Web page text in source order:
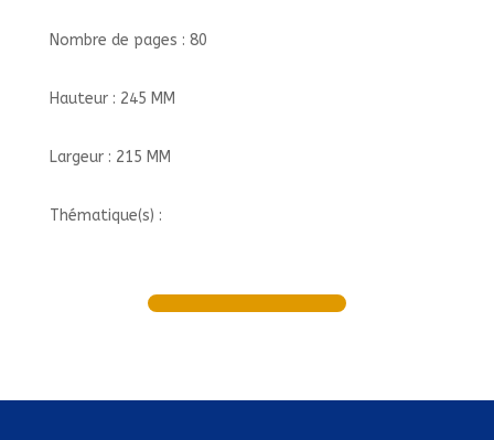
Nombre de pages : 80
Hauteur : 245 MM
Largeur : 215 MM
Thématique(s) :